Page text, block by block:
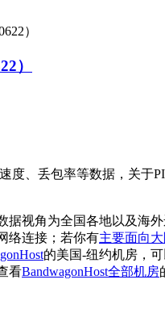
）
）
度、丢包率等数据，关于
据视角为全国各地以及海
络连接；若你有主要面向
的美国-纽约机房，
看BandwagonHost全部机房